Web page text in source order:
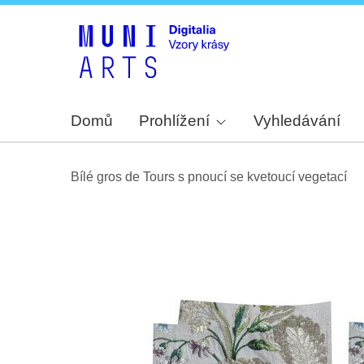
Domů Prohlížení Vyhledávání
Bílé gros de Tours s pnoucí se kvetoucí vegetací